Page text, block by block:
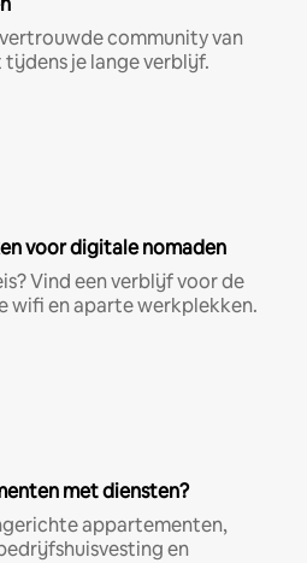
community van
je lange verblijf.
voor digitale nomaden
Vind een verblijf voor de
wifi en aparte werkplekken.
met diensten?
appartementen,
en